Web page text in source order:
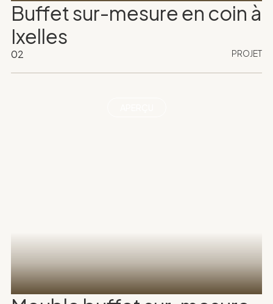
Buffet sur-mesure en coin à
Ixelles
02 PROJET